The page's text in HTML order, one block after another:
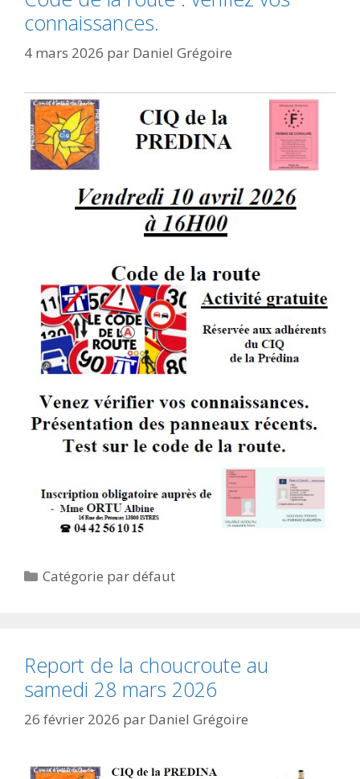
connaissances.
4 mars 2026 par Daniel Grégoire
Catégories
Catégorie par défaut
Report de la choucroute au
samedi 28 mars 2026
26 février 2026 par Daniel Grégoire